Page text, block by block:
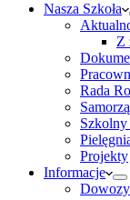
Nasza Szkoła
Z
Rada
Projekty
Informacje
Dowozy